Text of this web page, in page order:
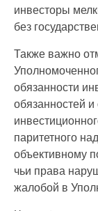
инвесторы
без
Также важно
обязанности
обязанностей и
паритетного
объективному
чьи права
жалобой в